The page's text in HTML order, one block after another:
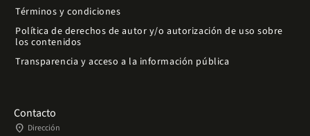
Términos y condiciones
Política de derechos de autor y/o autorización de uso sobre
los contenidos
Transparencia y acceso a la información pública
Contacto
place Dirección